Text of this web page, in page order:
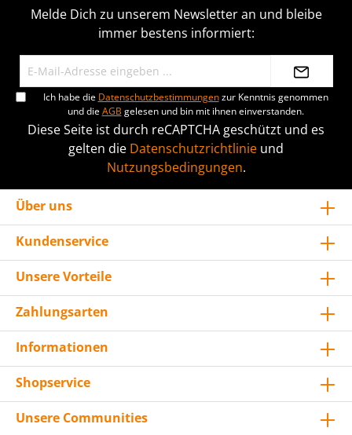
Melde Dich zu unserem Newsletter an und bleibe
immer bestens informiert:
Ich habe die Datenschutzbestimmungenzur Kenntnis genommen
und dieAGB gelesen und bin mit ihnen einverstanden.
Diese Seite ist durch reCAPTCHA geschützt und es
gelten die Datenschutzrichtlinie und
Nutzungsbedingungen.
Über uns
Kundenservice
Unsere Vorteile
Zahlungsarten
Informationen
Shopservice
Unsere Communities